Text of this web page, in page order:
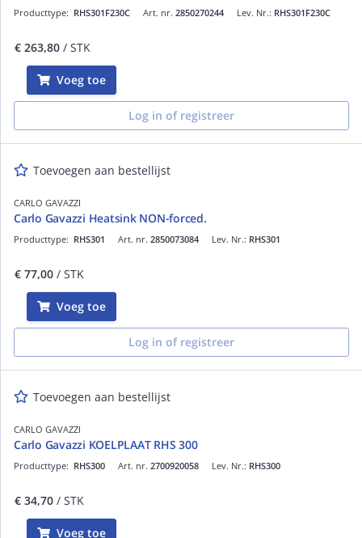
Art. nr. 2850270244
Producttype: RHS301F230C Lev. Nr.: RHS301F230C
€ 263,80 / STK
Voeg toe
Log in of registreer
Toevoegen aan bestellijst
CARLO GAVAZZI
Carlo Gavazzi Heatsink NON-forced.
Art. nr. 2850073084
Producttype: RHS301 Lev. Nr.: RHS301
€ 77,00 / STK
Voeg toe
Log in of registreer
Toevoegen aan bestellijst
CARLO GAVAZZI
Carlo Gavazzi KOELPLAAT RHS 300
Art. nr. 2700920058
Producttype: RHS300 Lev. Nr.: RHS300
€ 34,70 / STK
Voeg toe